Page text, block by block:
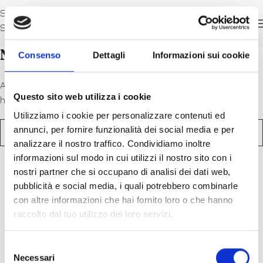
Consenso Dettagli Informazioni sui cookie
Questo sito web utilizza i cookie
Utilizziamo i cookie per personalizzare contenuti ed
annunci, per fornire funzionalità dei social media e per
analizzare il nostro traffico. Condividiamo inoltre
informazioni sul modo in cui utilizzi il nostro sito con i
nostri partner che si occupano di analisi dei dati web,
pubblicità e social media, i quali potrebbero combinarle
con altre informazioni che hai fornito loro o che hanno
raccolto dal tuo utilizzo dei loro servizi.
delNecessari
Skip to navigation
Skip to main content
Nothing Found
Apologies, but no results were found. Perhaps searching will
help find a related post.